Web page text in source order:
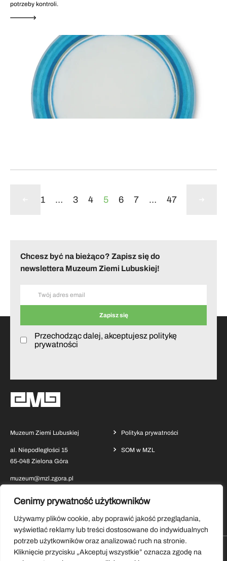
Cenimy prywatność użytkowników
Używamy plików cookie, aby poprawić jakość przeglądania,
wyświetlać reklamy lub treści dostosowane do indywidualnych
potrzeb użytkowników oraz analizować ruch na stronie.
Kliknięcie przycisku „Akceptuj wszystkie” oznacza zgodę na
potrzeby kontroli.
1 … 3 4 5 6 7 … 47
Chcesz być na bieżąco? Zapisz się do
newslettera Muzeum Ziemi Lubuskiej!
Przechodząc dalej, akceptujesz politykę
prywatności
Muzeum Ziemi Lubuskiej
al. Niepodległości 15
65-048 Zielona Góra
muzeum@mzl.zgora.pl
Polityka prywatności
SOM w MZL
Pobierz aplikację Muzeum Ziemi Lubuskiej